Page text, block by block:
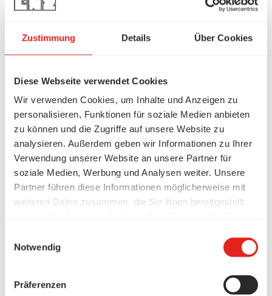
Zustimmung Details Über Cookies
Diese Webseite verwendet Cookies
Wir verwenden Cookies, um Inhalte und Anzeigen zu
personalisieren, Funktionen für soziale Medien anbieten
zu können und die Zugriffe auf unsere Website zu
analysieren. Außerdem geben wir Informationen zu Ihrer
Verwendung unserer Website an unsere Partner für
soziale Medien, Werbung und Analysen weiter. Unsere
Partner führen diese Informationen möglicherweise mit
weiteren Daten zusammen, die Sie ihnen bereitgestellt
Notwendig
Präferenzen